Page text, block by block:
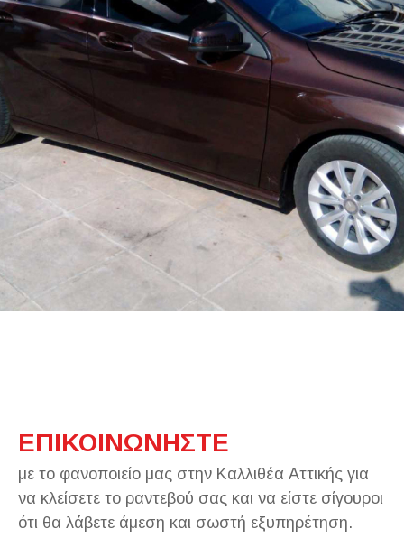
ΕΠΙΚΟΙΝΩΝΗΣΤΕ
με το φανοποιείο μας στην Καλλιθέα Αττικής για
να κλείσετε το ραντεβού σας και να είστε σίγουροι
ότι θα λάβετε άμεση και σωστή εξυπηρέτηση.